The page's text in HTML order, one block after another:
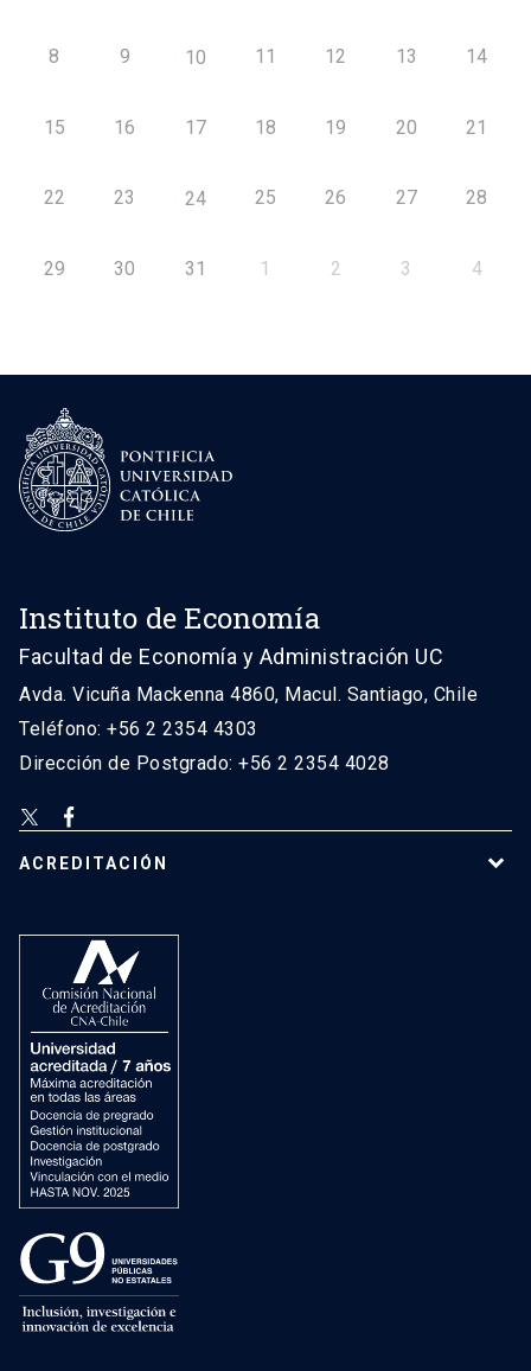
8 9 10 11 12 13 14
15 16 17 18 19 20 21
22 23 24 25 26 27 28
29 30 31 1 2 3 4
Instituto de Economía
Facultad de Economía y Administración UC
Avda. Vicuña Mackenna 4860, Macul. Santiago, Chile
Teléfono: +56 2 2354 4303
Dirección de Postgrado: +56 2 2354 4028
ACREDITACIÓN